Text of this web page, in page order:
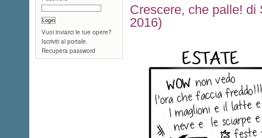
Vuoi inviarci le tue opere?
Iscriviti al portale.
Recupera password
Crescere, che palle! di
2016)